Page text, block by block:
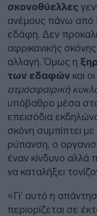
σκονοθύελλες
ανέμους πάνω από
εδάφη. Δεν
αφρικανικής
αλλαγή. Όμως η
των εδαφών και οι
ατμοσφαιρική
υπόβαθρο μέσα
επεισόδια
σκόνη συμπίπτει
ρύπανση, ο
έναν κίνδυνο αλλά
να καταλήξει
«Γι’ αυτό η
περιορίζεται σε